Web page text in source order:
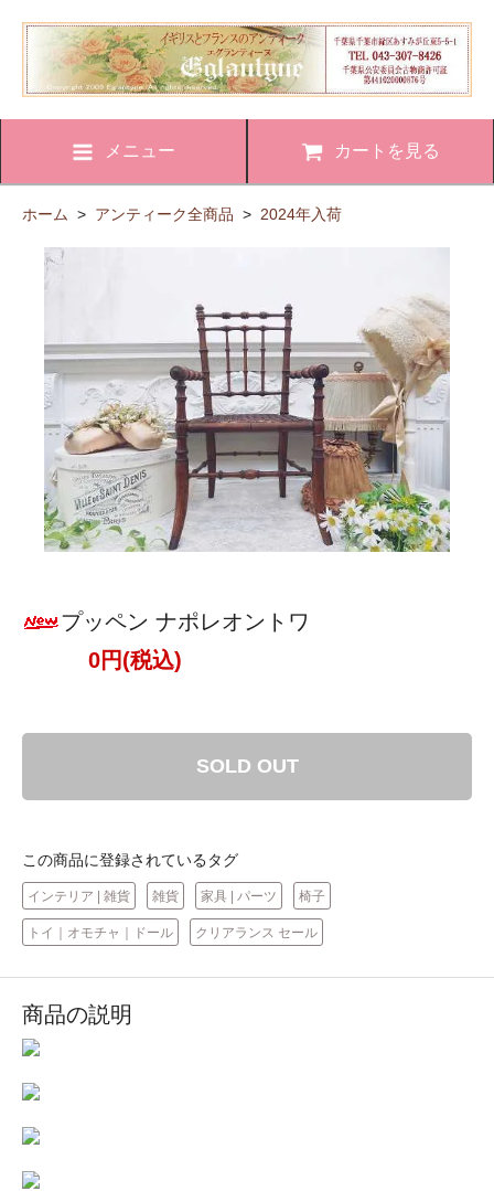
メニュー カートを見る
ホーム > アンティーク全商品 > 2024年入荷
プッペン ナポレオントワ
0円(税込)
SOLD OUT
この商品に登録されているタグ
インテリア | 雑貨 雑貨 家具 | パーツ 椅子
トイ｜オモチャ｜ドール クリアランス セール
商品の説明